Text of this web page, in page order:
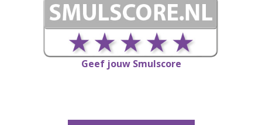
Geef jouw Smulscore